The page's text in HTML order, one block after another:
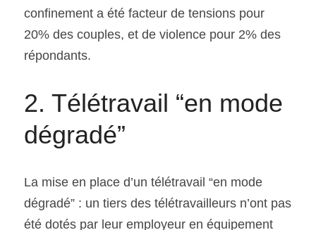
confinement a été facteur de tensions pour
20% des couples, et de violence pour 2% des
répondants.
2. Télétravail “en mode
dégradé”
La mise en place d’un télétravail “en mode
dégradé” : un tiers des télétravailleurs n’ont pas
été dotés par leur employeur en équipement